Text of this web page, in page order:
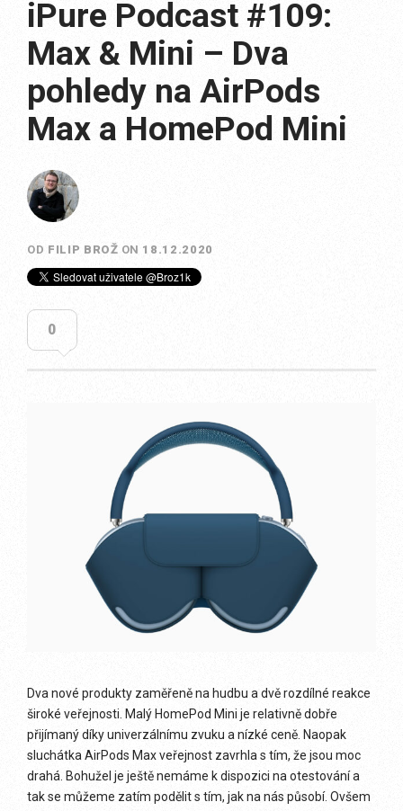
iPure Podcast #109:
Max & Mini – Dva
pohledy na AirPods
Max a HomePod Mini
OD FILIP BROŽ ON 18.12.2020
0
Dva nové produkty zaměřeně na hudbu a dvě rozdílné reakce
široké veřejnosti. Malý HomePod Mini je relativně dobře
přijímaný díky univerzálnímu zvuku a nízké ceně. Naopak
sluchátka AirPods Max veřejnost zavrhla s tím, že jsou moc
drahá. Bohužel je ještě nemáme k dispozici na otestování a
tak se můžeme zatím podělit s tím, jak na nás působí. Ovšem